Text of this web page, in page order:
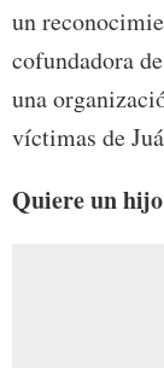
un
cofundadora
una
víctimas de
Quiere un hijo